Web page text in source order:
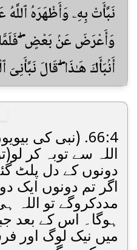
نَبَّأَتْ بِهِۦ وَأَظْهَرَهُ
وَأَعْرَضَ عَنۢ بَعْضٍ ۖ فَلَمَّا
أَنۢبَأَكَ هَـٰذَا ۖ قَالَ نَبَّأَنِىَ
66:4. (نبی کی
اللہ سے توبہ کر
دونوں کے دل پلٹ
اگر تم دونوں ایک
مددکروگے تو اللہ
ہوگا۔ اس کے بعد
میں نیک لوگ اور